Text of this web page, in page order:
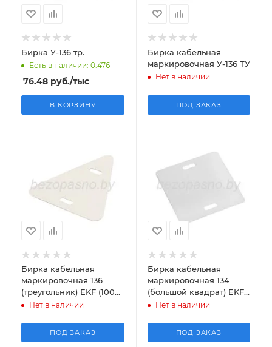
Бирка У-136 тр.
Есть в наличии: 0.476
76.48 руб./тыс
В КОРЗИНУ
Бирка кабельная
маркировочная У-136 ТУ
Нет в наличии
ПОД ЗАКАЗ
Бирка кабельная
маркировочная 136
(треугольник) EKF (100
шт/упак)
Нет в наличии
ПОД ЗАКАЗ
Бирка кабельная
маркировочная 134
(большой квадрат) EKF
(100 шт/упак)
Нет в наличии
ПОД ЗАКАЗ